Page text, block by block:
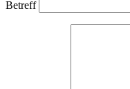
Betreff